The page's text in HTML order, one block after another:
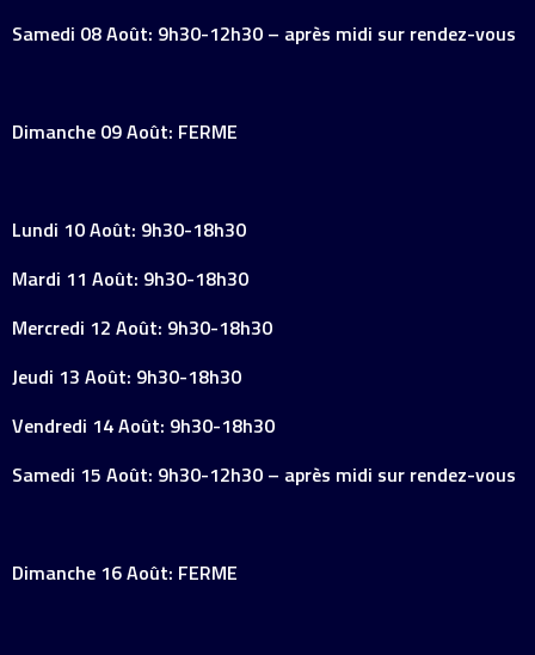
Samedi 08 Août: 9h30-12h30 – après midi sur rendez-vous
Dimanche 09 Août: FERME
Lundi 10 Août: 9h30-18h30
Mardi 11 Août: 9h30-18h30
Mercredi 12 Août: 9h30-18h30
Jeudi 13 Août: 9h30-18h30
Vendredi 14 Août: 9h30-18h30
Samedi 15 Août: 9h30-12h30 – après midi sur rendez-vous
Dimanche 16 Août: FERME